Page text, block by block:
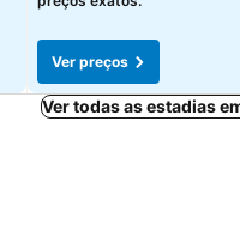
Ver preços
Ver todas as estadias